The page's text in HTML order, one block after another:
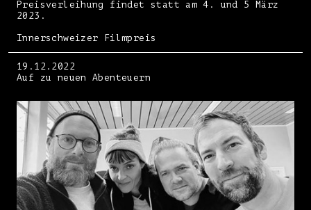
Preisverleihung findet statt am 4. und 5 März
2023.
Innerschweizer Filmpreis
19.12.2022
Auf zu neuen Abenteuern